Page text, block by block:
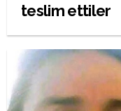
teslim ettiler